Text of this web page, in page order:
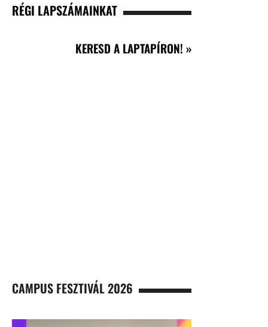
RÉGI LAPSZÁMAINKAT
KERESD A LAPTAPÍRON! »
CAMPUS FESZTIVÁL 2026